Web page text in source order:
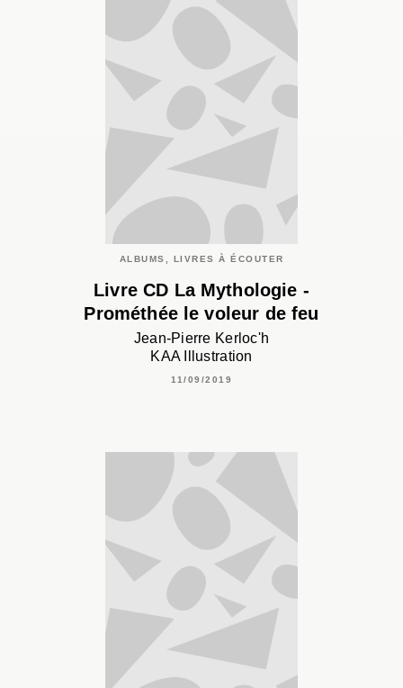
ALBUMS, LIVRES À ÉCOUTER
Livre CD La Mythologie -
Prométhée le voleur de feu
Jean-Pierre Kerloc'h
KAA Illustration
11/09/2019